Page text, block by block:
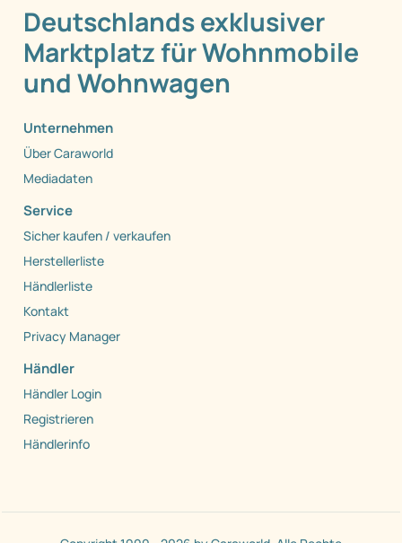
Deutschlands exklusiver
Marktplatz für Wohnmobile
und Wohnwagen
Unternehmen
Über Caraworld
Mediadaten
Service
Sicher kaufen / verkaufen
Herstellerliste
Händlerliste
Kontakt
Privacy Manager
Händler
Händler Login
Registrieren
Händlerinfo